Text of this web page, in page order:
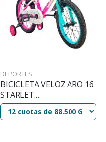
DEPORTES
BICICLETA VELOZ ARO 16
STARLET
TURQUESA/ROSA